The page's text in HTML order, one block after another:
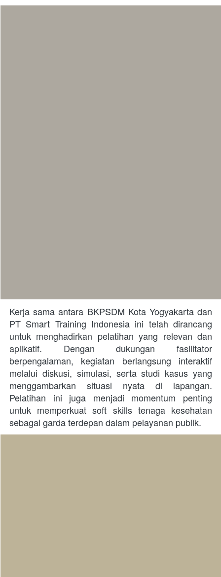
Kerja sama antara BKPSDM Kota Yogyakarta dan
PT Smart Training Indonesia ini telah dirancang
untuk menghadirkan pelatihan yang relevan dan
aplikatif. Dengan dukungan fasilitator
berpengalaman, kegiatan berlangsung interaktif
melalui diskusi, simulasi, serta studi kasus yang
menggambarkan situasi nyata di lapangan.
Pelatihan ini juga menjadi momentum penting
untuk memperkuat soft skills tenaga kesehatan
sebagai garda terdepan dalam pelayanan publik.